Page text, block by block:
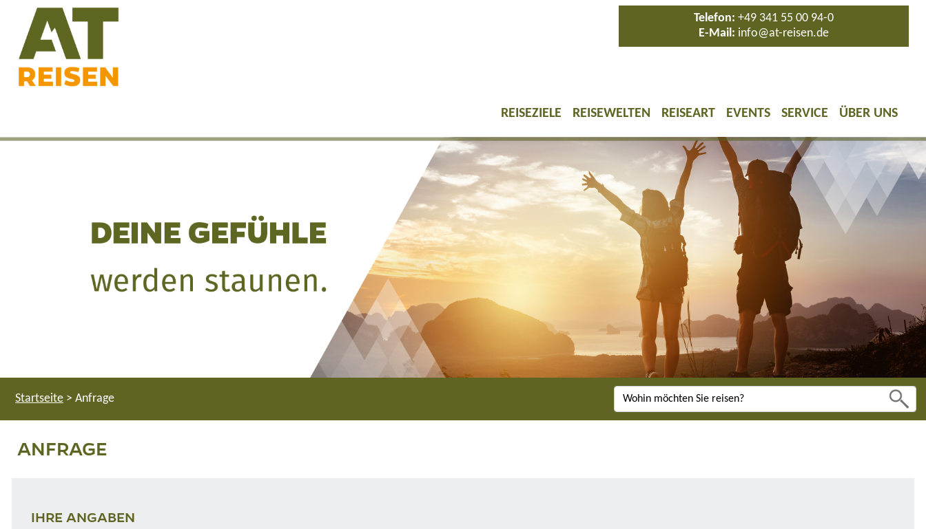
Telefon: +49 341 55 00 94-0
E-Mail: info@at-reisen.de
REISEZIELE REISEWELTEN REISEART EVENTS SERVICE ÜBER UNS
Startseite > Anfrage
ANFRAGE
IHRE ANGABEN